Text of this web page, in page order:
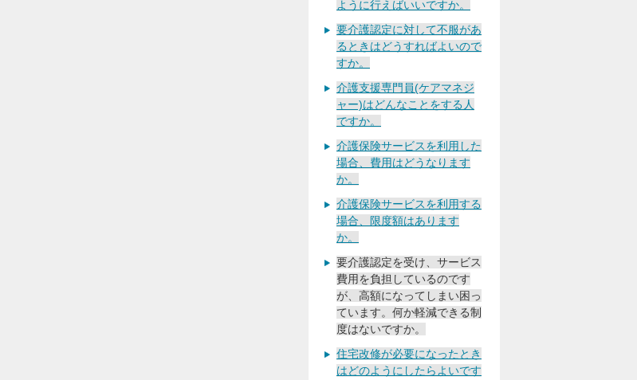
ように行えばいいですか。
要介護認定に対して不服があ
るときはどうすればよいので
すか。
介護支援専門員(ケアマネジ
ャー)はどんなことをする人
ですか。
介護保険サービスを利用した
場合、費用はどうなります
か。
介護保険サービスを利用する
場合、限度額はあります
か。
要介護認定を受け、サービス
費用を負担しているのです
が、高額になってしまい困っ
ています。何か軽減できる制
度はないですか。
住宅改修が必要になったとき
はどのようにしたらよいです